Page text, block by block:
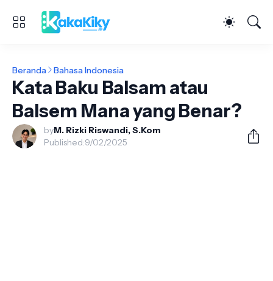
Beranda Bahasa Indonesia
Kata Baku Balsam atau
Balsem Mana yang Benar?
byM. Rizki Riswandi, S.Kom
Published:9/02/2025